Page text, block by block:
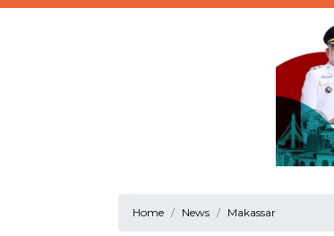
Home News Makassar